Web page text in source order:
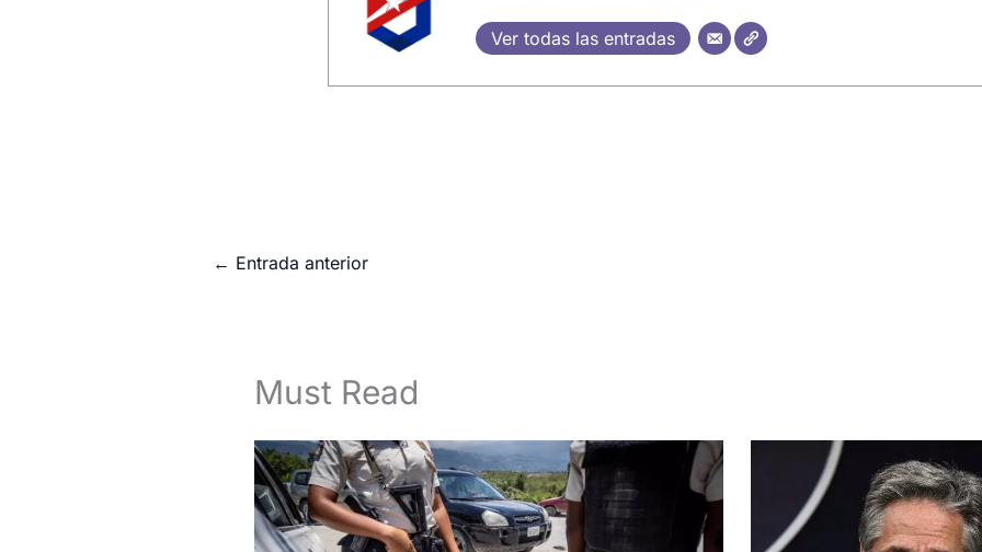
Ver todas las entradas
← Entrada anterior
Must Read